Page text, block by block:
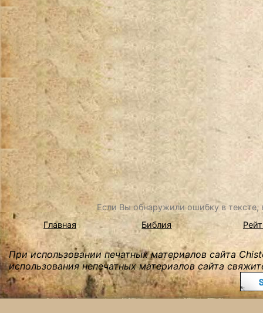
Если Вы обнаружили ошибку в
Главная
Библия
При использовании печатных материалов сайта
использования непечатных материалов сайта